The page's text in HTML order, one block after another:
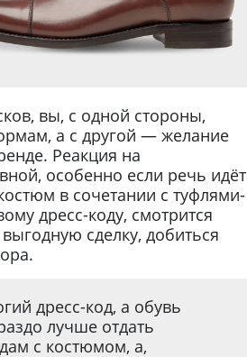
вы, с одной стороны,
а с другой — желание
Реакция на
особенно если речь идёт
в сочетании с туфлями-
дресс-коду, смотрится
сделку, добиться
дресс-код, а обувь
лучше отдать
с костюмом, а,